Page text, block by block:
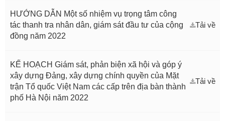
HƯỚNG DẪN Một số nhiệm vụ trọng tâm công
tác thanh tra nhân dân, giám sát đầu tư của cộng
đồng năm 2022
Tải về
KẾ HOẠCH Giám sát, phản biện xã hội và góp ý
xây dựng Đảng, xây dựng chính quyền của Mặt
trận Tổ quốc Việt Nam các cấp trên địa bàn thành
phố Hà Nội năm 2022
Tải về